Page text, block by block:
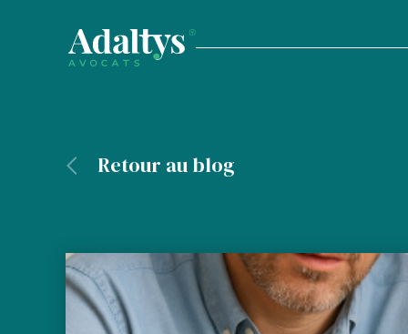
Retour au blog